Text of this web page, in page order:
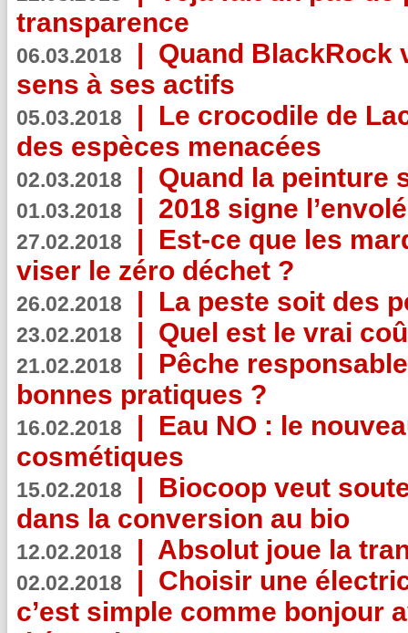
transparence
06.03.2018 | Quand BlackRock
sens à ses actifs
05.03.2018 | Le crocodile de
des espèces menacées
02.03.2018 | Quand la peinture
01.03.2018 | 2018 signe
27.02.2018 | Est-ce que les
viser le zéro déchet ?
26.02.2018 | La peste soit des
23.02.2018 | Quel est le vrai
21.02.2018 | Pêche
bonnes pratiques ?
16.02.2018 | Eau NO : le
cosmétiques
15.02.2018 | Biocoop veut
dans la conversion au bio
12.02.2018 | Absolut joue la
02.02.2018 | Choisir une
c’est simple comme bonjour